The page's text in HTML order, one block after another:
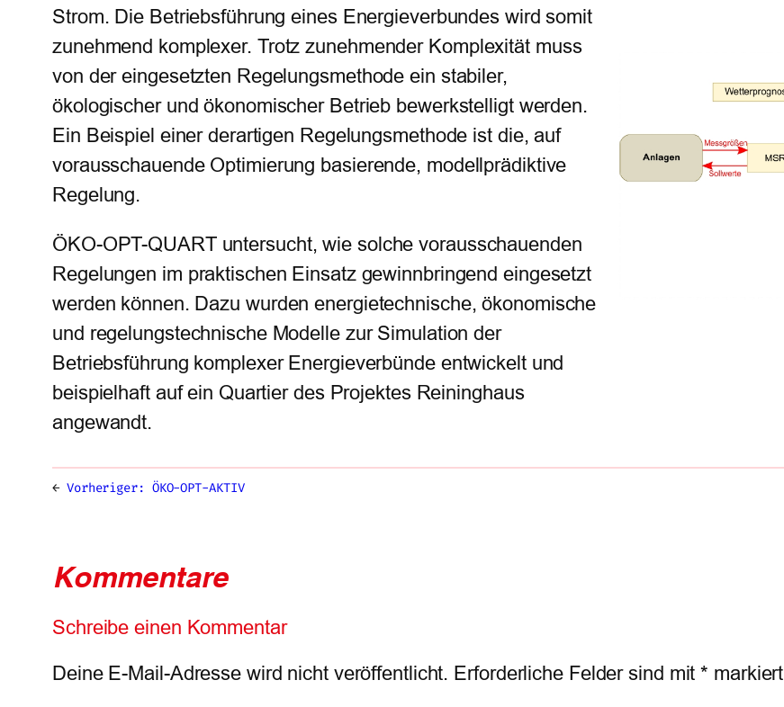
Strom. Die Betriebsführung eines Energieverbundes wird somit
zunehmend komplexer. Trotz zunehmender Komplexität muss
von der eingesetzten Regelungsmethode ein stabiler,
ökologischer und ökonomischer Betrieb bewerkstelligt werden.
Ein Beispiel einer derartigen Regelungsmethode ist die, auf
vorausschauende Optimierung basierende, modellprädiktive
Regelung.
ÖKO-OPT-QUART untersucht, wie solche vorausschauenden
Regelungen im praktischen Einsatz gewinnbringend eingesetzt
werden können. Dazu wurden energietechnische, ökonomische
und regelungstechnische Modelle zur Simulation der
Betriebsführung komplexer Energieverbünde entwickelt und
beispielhaft auf ein Quartier des Projektes Reininghaus
angewandt.
← Vorheriger: ÖKO-OPT-AKTIV
Kommentare
Schreibe einen Kommentar
Deine E-Mail-Adresse wird nicht veröffentlicht. Erforderliche Felder sind mit* markiert